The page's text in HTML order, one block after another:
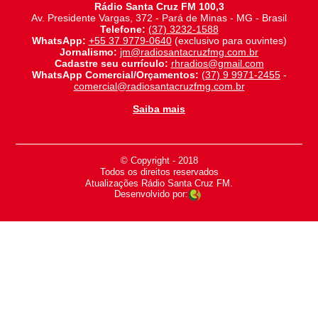
Rádio Santa Cruz FM 100,3
Av. Presidente Vargas, 372 - Pará de Minas - MG - Brasil
Telefone: (37) 3232-1588
WhatsApp: +55 37 9779-0640(exclusivo para ouvintes)
Jornalismo: jm@radiosantacruzfmg.com.br
Cadastre seu currículo: rhradios@gmail.com
WhatsApp Comercial/Orçamentos: (37) 9 9971-2455-
comercial@radiosantacruzfmg.com.br
Saiba mais
© Copyright - 2018
-
Todos os direitos reservados
-
Atualizações Rádio Santa Cruz FM.
Desenvolvido por: